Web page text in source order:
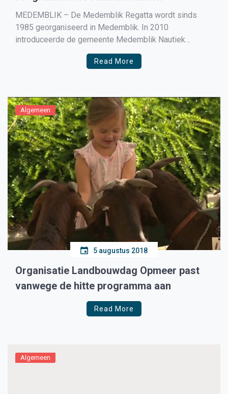
MEDEMBLIK – De Medemblik Regatta wordt sinds
1985 georganiseerd in Medemblik. In 2010
introduceerde de gemeente Medemblik Nautiek
Festival op de slotdag van de Medemblik Regatta. Die
dag stond in het teken van allerlei activiteiten, muziek,
Read More
Algemeen
5 augustus 2018
Organisatie Landbouwdag Opmeer past
vanwege de hitte programma aan
Read More
Algemeen